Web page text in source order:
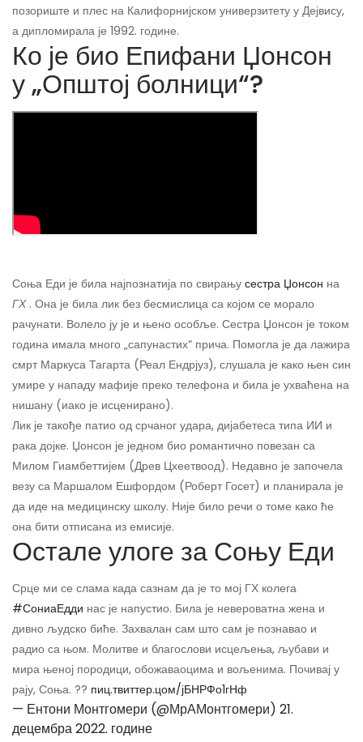
позориште и плес на Калифорнијском универзитету у Дејвису,
а дипломирала је 1992. године.
Ко је био Епифани Џонсон
у „Општој болници“?
Соња Еди је била најпознатија по свирању сестра Џонсон на
ГХ. Она је била лик без бесмислица са којом се морало
рачунати. Волело ју је и њено особље. Сестра Џонсон је током
година имала много „сапунастих“ прича. Помогла је да лажира
смрт Маркуса Тагарта (Реал Ендрјуз), слушала је како њен син
умире у нападу мафије преко телефона и била је ухваћена на
нишану (иако је исценирано).
Лик је такође патио од срчаног удара, дијабетеса типа ИИ и
рака дојке. Џонсон је једном био романтично повезан са
Милом Гиамбеттијем (Древ Цхеетвоод). Недавно је започела
везу са Маршалом Ешфордом (Роберт Госет) и планирала је
да иде на медицинску школу. Није било речи о томе како ће
она бити отписана из емисије.
Остале улоге за Соњу Еди
Срце ми се слама када сазнам да је то мој ГХ колега
#СониаЕдди нас је напустио. Била је невероватна жена и
дивно људско биће. Захвалан сам што сам је познавао и
радио са њом. Молитве и благослови исцељења, љубави и
мира њеној породици, обожаваоцима и вољенима. Почивај у
рају, Соња. ?? пиц.твиттер.цом/јБНРФо1гНф
— Ентони Монтгомери (@МрАМонтгомери) 21.
децембра 2022. године